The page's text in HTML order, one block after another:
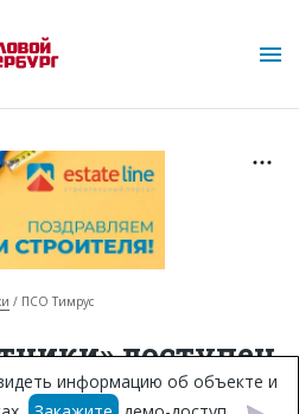
ПСО Тимрус
доступен
информацию об объекте и